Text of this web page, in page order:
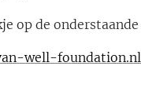
op de
well-